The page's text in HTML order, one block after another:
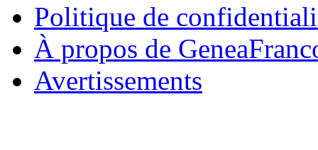
Politique de
À propos de
Avertissements